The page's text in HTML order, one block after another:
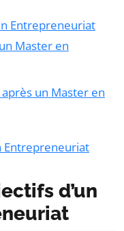
Entrepreneuriat
Master en
un Master en
Entrepreneuriat
d’un